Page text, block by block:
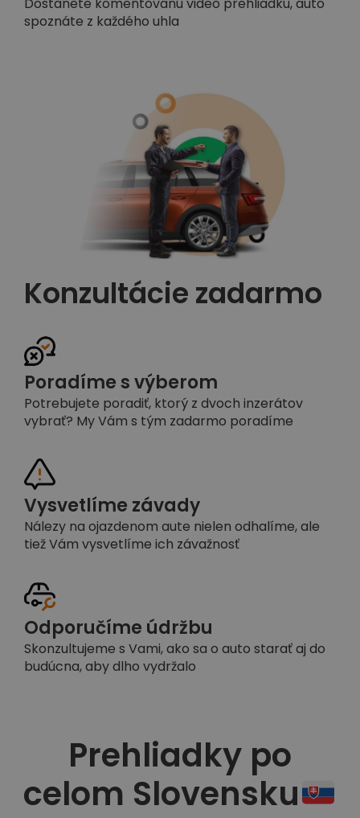
Dostanete komentovanú video prehliadku, auto
spoznáte z každého uhla
Konzultácie zadarmo
Poradíme s výberom
Potrebujete poradiť, ktorý z dvoch inzerátov
vybrať? My Vám s tým zadarmo poradíme
Vysvetlíme závady
Nálezy na ojazdenom aute nielen odhalíme, ale
tiež Vám vysvetlíme ich závažnosť
Odporučíme údržbu
Skonzultujeme s Vami, ako sa o auto starať aj do
budúcna, aby dlho vydržalo
Prehliadky po
celom Slovensku